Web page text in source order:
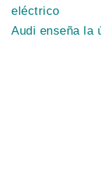
eléctrico
Audi enseña la